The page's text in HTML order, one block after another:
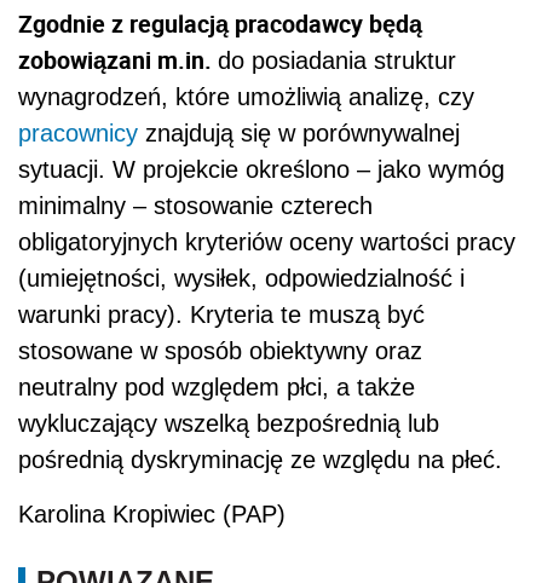
Zgodnie z regulacją pracodawcy będą
zobowiązani m.in. do posiadania struktur
wynagrodzeń, które umożliwią analizę, czy
pracownicy znajdują się w porównywalnej
sytuacji. W projekcie określono – jako wymóg
minimalny – stosowanie czterech
obligatoryjnych kryteriów oceny wartości pracy
(umiejętności, wysiłek, odpowiedzialność i
warunki pracy). Kryteria te muszą być
stosowane w sposób obiektywny oraz
neutralny pod względem płci, a także
wykluczający wszelką bezpośrednią lub
pośrednią dyskryminację ze względu na płeć.
Karolina Kropiwiec (PAP)